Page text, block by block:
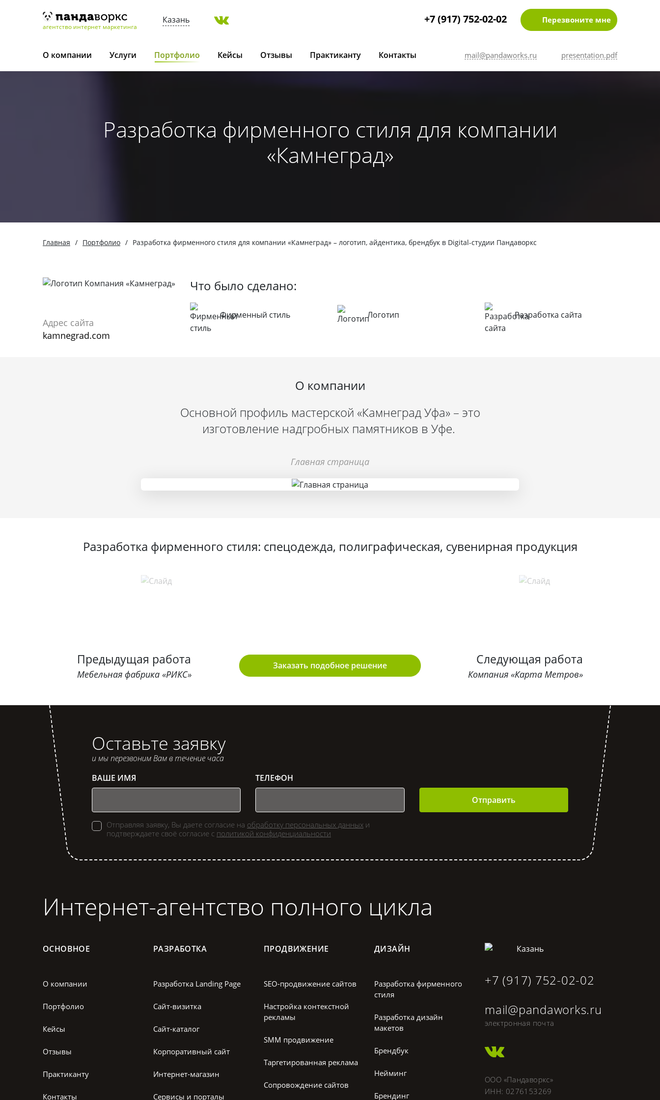
агентство интернет маркетинга
Казань +7 (917) 752-02-02 Перезвоните мне
О компании Услуги Портфолио Кейсы Отзывы Практиканту Контакты mail@pandaworks.ru presentation.pdf
Разработка фирменного стиля для компании
«Камнеград»
Главная / Портфолио / Разработка фирменного стиля для компании «Камнеград» – логотип, айдентика, брендбук в Digital-студии Пандаворкс
Адрес сайта
kamnegrad.com
Что было сделано:
Фирменный стиль Логотип Разработка сайта
О компании
Основной профиль мастерской «Камнеград Уфа» – это
изготовление надгробных памятников в Уфе.
Главная страница
Разработка фирменного стиля: спецодежда, полиграфическая, сувенирная продукция
Предыдущая работа
Мебельная фабрика «РИКС»
Заказать подобное решение Следующая работа
Компания «Карта Метров»
Оставьте заявку
и мы перезвоним Вам в течение часа
ВАШЕ ИМЯ
ТЕЛЕФОН
Отправить
Отправляя заявку, Вы даете согласие на обработку персональных данных и
подтверждаете своё согласие с политикой конфиденциальности
Интернет-агентство полного цикла
ОСНОВНОЕ
О компании
Портфолио
Кейсы
Отзывы
Практиканту
Контакты
РАЗРАБОТКА
Разработка Landing Page
Сайт-визитка
Сайт-каталог
Корпоративный сайт
Интернет-магазин
Сервисы и порталы
ПРОДВИЖЕНИЕ
SEO-продвижение сайтов
Настройка контекстной
рекламы
SMM продвижение
Таргетированная реклама
Сопровождение сайтов
ДИЗАЙН
Разработка фирменного
стиля
Разработка дизайн
макетов
Брендбук
Нейминг
Брендинг
Казань
+7 (917) 752-02-02
mail@pandaworks.ru
электронная почта
ООО «Пандаворкс»
ИНН: 0276153269